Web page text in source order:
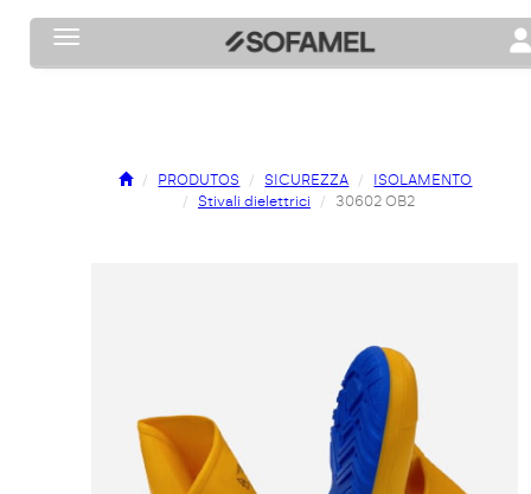
Toggle navigation
PRODUTOS SICUREZZA
ISOLAMENTO
Stivali dielettrici
30602 OB2